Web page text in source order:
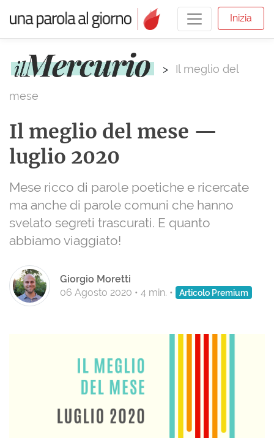
Inizia
> Il meglio del
mese
Il meglio del mese —
luglio 2020
Mese ricco di parole poetiche e ricercate
ma anche di parole comuni che hanno
svelato segreti trascurati. E quanto
abbiamo viaggiato!
Giorgio Moretti
06 Agosto 2020 •4 min. • Articolo Premium